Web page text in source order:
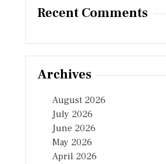
Recent Comments
Archives
August 2026
July 2026
June 2026
May 2026
April 2026